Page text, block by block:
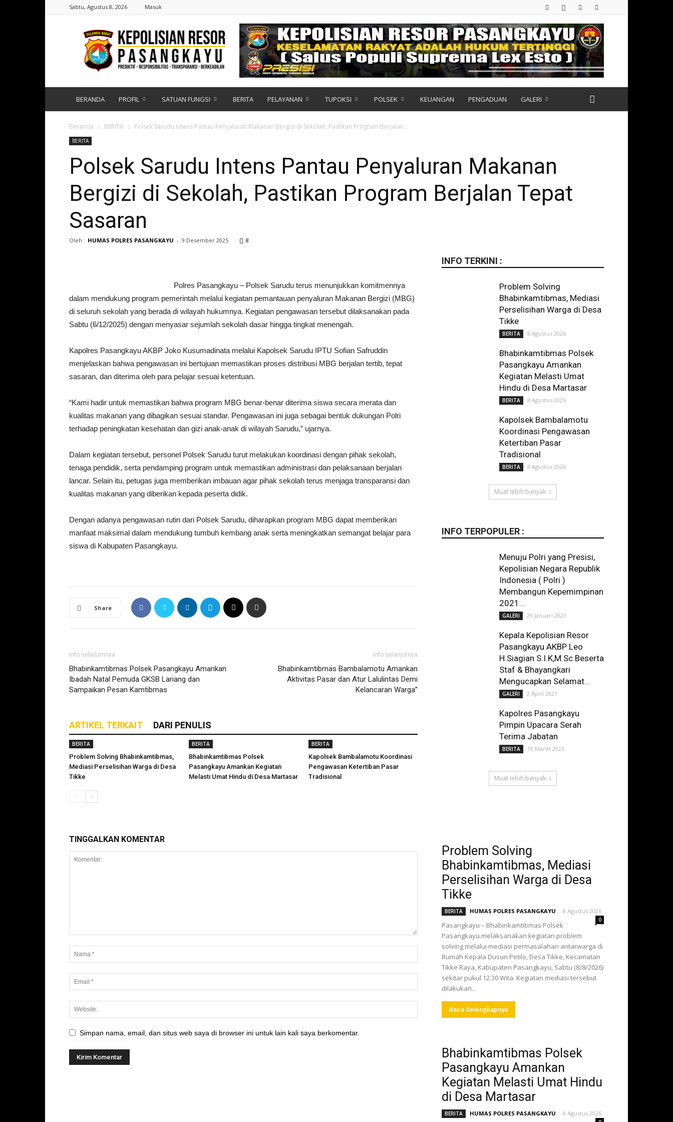
Sabtu, Agustus 8, 2026 Masuk
Polres
Pasangkayu
|
Sulawesi
Barat
BERANDA PROFIL SATUAN FUNGSI BERITA PELAYANAN TUPOKSI POLSEK KEUANGAN PENGADUAN GALERI
Beranda BERITA Polsek Sarudu Intens Pantau Penyaluran Makanan Bergizi di Sekolah, Pastikan Program Berjalan...
BERITA
Polsek Sarudu Intens Pantau Penyaluran Makanan
Bergizi di Sekolah, Pastikan Program Berjalan Tepat
Sasaran
Oleh : HUMAS POLRES PASANGKAYU - 9 Desember 2025 8
Polres Pasangkayu – Polsek Sarudu terus menunjukkan komitmennya
dalam mendukung program pemerintah melalui kegiatan pemantauan penyaluran Makanan Bergizi (MBG)
di seluruh sekolah yang berada di wilayah hukumnya. Kegiatan pengawasan tersebut dilaksanakan pada
Sabtu (6/12/2025) dengan menyasar sejumlah sekolah dasar hingga tingkat menengah.
Kapolres Pasangkayu AKBP Joko Kusumadinata melalui Kapolsek Sarudu IPTU Sofian Safruddin
menjelaskan bahwa pengawasan ini bertujuan memastikan proses distribusi MBG berjalan tertib, tepat
sasaran, dan diterima oleh para pelajar sesuai ketentuan.
“Kami hadir untuk memastikan bahwa program MBG benar-benar diterima siswa secara merata dan
kualitas makanan yang dibagikan sesuai standar. Pengawasan ini juga sebagai bentuk dukungan Polri
terhadap peningkatan kesehatan dan gizi anak-anak di wilayah Sarudu,” ujarnya.
Dalam kegiatan tersebut, personel Polsek Sarudu turut melakukan koordinasi dengan pihak sekolah,
tenaga pendidik, serta pendamping program untuk memastikan administrasi dan pelaksanaan berjalan
lancar. Selain itu, petugas juga memberikan imbauan agar pihak sekolah terus menjaga transparansi dan
kualitas makanan yang diberikan kepada peserta didik.
Dengan adanya pengawasan rutin dari Polsek Sarudu, diharapkan program MBG dapat memberikan
manfaat maksimal dalam mendukung tumbuh kembang anak serta meningkatkan semangat belajar para
siswa di Kabupaten Pasangkayu.
Share
Info sebelumnya
Bhabinkamtibmas Polsek Pasangkayu Amankan
Ibadah Natal Pemuda GKSB Lariang dan
Sampaikan Pesan Kamtibmas
Info selanjutnya
Bhabinkamtibmas Bambalamotu Amankan
Aktivitas Pasar dan Atur Lalulintas Demi
Kelancaran Warga”
ARTIKEL TERKAIT DARI PENULIS
BERITA
Problem Solving Bhabinkamtibmas,
Mediasi Perselisihan Warga di Desa
Tikke
BERITA
Bhabinkamtibmas Polsek
Pasangkayu Amankan Kegiatan
Melasti Umat Hindu di Desa Martasar
BERITA
Kapolsek Bambalamotu Koordinasi
Pengawasan Ketertiban Pasar
Tradisional
TINGGALKAN KOMENTAR
Simpan nama, email, dan situs web saya di browser ini untuk lain kali saya berkomentar.
INFO TERKINI :
Problem Solving
Bhabinkamtibmas, Mediasi
Perselisihan Warga di Desa
Tikke
BERITA 8 Agustus 2026
Bhabinkamtibmas Polsek
Pasangkayu Amankan
Kegiatan Melasti Umat
Hindu di Desa Martasar
BERITA 8 Agustus 2026
Kapolsek Bambalamotu
Koordinasi Pengawasan
Ketertiban Pasar
Tradisional
BERITA 8 Agustus 2026
Muat lebih banyak
INFO TERPOPULER :
Menuju Polri yang Presisi,
Kepolisian Negara Republik
Indonesia ( Polri )
Membangun Kepemimpinan
2021...
GALERI 29 Januari 2021
Kepala Kepolisian Resor
Pasangkayu AKBP Leo
H.Siagian S.I.K,M.Sc Beserta
Staf & Bhayangkari
Mengucapkan Selamat...
GALERI 2 April 2021
Kapolres Pasangkayu
Pimpin Upacara Serah
Terima Jabatan
BERITA 10 Maret 2023
Muat lebih banyak
Problem Solving
Bhabinkamtibmas, Mediasi
Perselisihan Warga di Desa
Tikke
BERITA HUMAS POLRES PASANGKAYU - 8 Agustus 2026
0
Pasangkayu – Bhabinkamtibmas Polsek
Pasangkayu melaksanakan kegiatan problem
solving melalui mediasi permasalahan antarwarga di
Rumah Kepala Dusun Petilo, Desa Tikke, Kecamatan
Tikke Raya, Kabupaten Pasangkayu, Sabtu (8/8/2026)
sekitar pukul 12.30 Wita. Kegiatan mediasi tersebut
dilakukan...
Baca Selengkapnya
Bhabinkamtibmas Polsek
Pasangkayu Amankan
Kegiatan Melasti Umat Hindu
di Desa Martasar
BERITA HUMAS POLRES PASANGKAYU - 8 Agustus 2026